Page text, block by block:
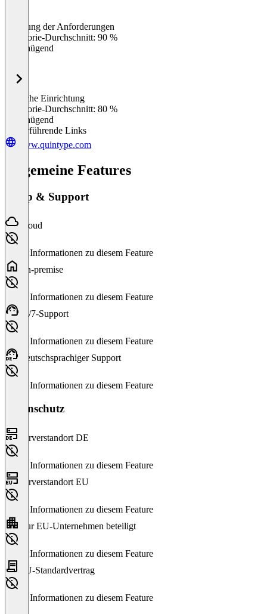
Erfüllung der Anforderungen
Kategorie-Durchschnitt: 90 %
Ungenügend
Einfache Einrichtung
Kategorie-Durchschnitt: 80 %
Ungenügend
Weiterführende Links
www.quintype.com
Allgemeine Features
Setup & Support
Cloud
Keine Informationen zu diesem Feature
On-premise
Keine Informationen zu diesem Feature
24/7-Support
Keine Informationen zu diesem Feature
Deutschsprachiger Support
Keine Informationen zu diesem Feature
Datenschutz
Serverstandort DE
Keine Informationen zu diesem Feature
Serverstandort EU
Keine Informationen zu diesem Feature
Nur EU-Unternehmen beteiligt
Keine Informationen zu diesem Feature
EU-Standardvertrag
Keine Informationen zu diesem Feature